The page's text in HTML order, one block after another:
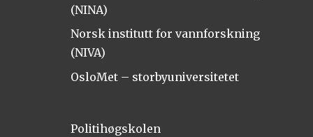
(NINA)
Norsk institutt for vannforskning
(NIVA)
OsloMet – storbyuniversitetet
Politihøgskolen